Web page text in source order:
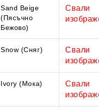
Sand Beige
(Пясъчно
Бежово)
Свали
Snow (Сняг)
Свали
Ivory (Мока)
Свали